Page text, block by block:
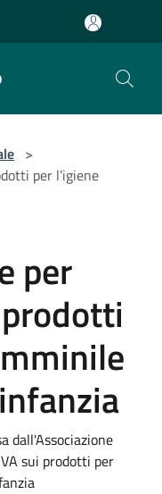
>
per l’igiene
per
dall'Associazione
sui prodotti per